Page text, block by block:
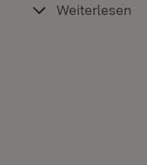
Weiterlesen